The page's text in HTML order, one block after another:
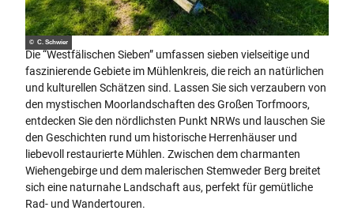
© C. Schwier
Die “Westfälischen Sieben” umfassen sieben vielseitige und
faszinierende Gebiete im Mühlenkreis, die reich an natürlichen
und kulturellen Schätzen sind. Lassen Sie sich verzaubern von
den mystischen Moorlandschaften des Großen Torfmoors,
entdecken Sie den nördlichsten Punkt NRWs und lauschen Sie
den Geschichten rund um historische Herrenhäuser und
liebevoll restaurierte Mühlen. Zwischen dem charmanten
Wiehengebirge und dem malerischen Stemweder Berg breitet
sich eine naturnahe Landschaft aus, perfekt für gemütliche
Rad- und Wandertouren.